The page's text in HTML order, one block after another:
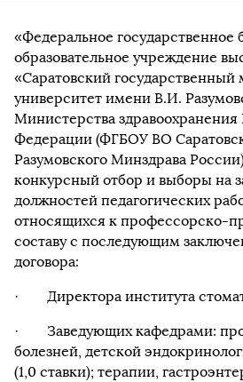
«Федеральное государственное
образовательное учреждение
«Саратовский
университет имени В.И.
Министерства
Федерации (ФГБОУ ВО
Разумовского Минздрава
конкурсный отбор и выборы на
должностей педагогических
относящихся к профессорско-
составу с последующим
договора:
· Директора института
· Заведующих кафедрами:
болезней, детской
(1,0 ставки); терапии,